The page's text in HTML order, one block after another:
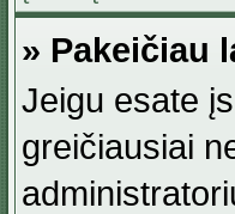
» Pakeičiau
Jeigu esate
greičiausiai